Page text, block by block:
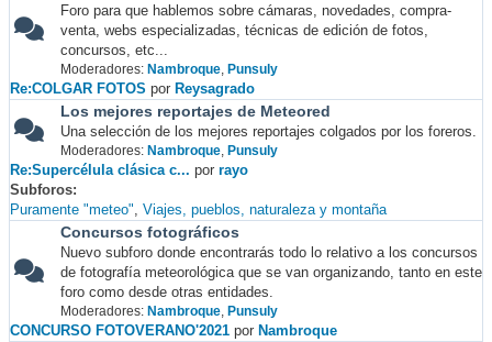
Foro para que hablemos sobre cámaras, novedades, compra-
venta, webs especializadas, técnicas de edición de fotos,
concursos, etc...
Moderadores: Nambroque, Punsuly
Re:COLGAR FOTOS por Reysagrado
Los mejores reportajes de Meteored
Una selección de los mejores reportajes colgados por los foreros.
Moderadores: Nambroque, Punsuly
Re:Supercélula clásica c... por rayo
Subforos
Puramente "meteo" Viajes, pueblos, naturaleza y montaña
Concursos fotográficos
Nuevo subforo donde encontrarás todo lo relativo a los concursos
de fotografía meteorológica que se van organizando, tanto en este
foro como desde otras entidades.
Moderadores: Nambroque, Punsuly
CONCURSO FOTOVERANO'2021 por Nambroque